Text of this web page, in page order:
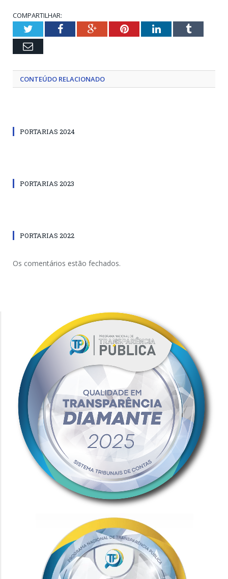
COMPARTILHAR:
TwitterFacebookGoogle+PinterestLinkedInTumblr
Email
CONTEÚDO RELACIONADO
PORTARIAS 2024
PORTARIAS 2023
PORTARIAS 2022
Os comentários estão fechados.